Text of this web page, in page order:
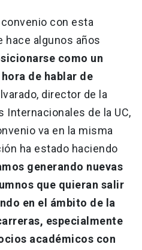
con esta
hace algunos años
como un
de hablar de
director de la
Internacionales de la UC,
va en la misma
ha estado haciendo
generando nuevas
que quieran salir
en el ámbito de la
especialmente
académicos con